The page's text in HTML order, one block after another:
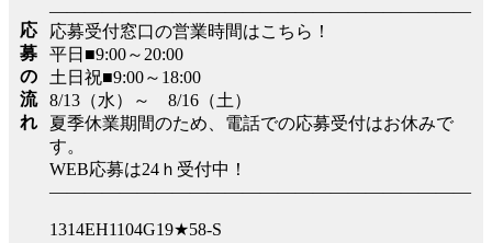
応
募
の
流
れ
――――――――――――――――――――――――
応募受付窓口の営業時間はこちら！
平日■9:00～20:00
土日祝■9:00～18:00
8/13（水）～ 8/16（土）
夏季休業期間のため、電話での応募受付はお休みで
す。
WEB応募は24ｈ受付中！
――――――――――――――――――――――――
1314EH1104G19★58-S